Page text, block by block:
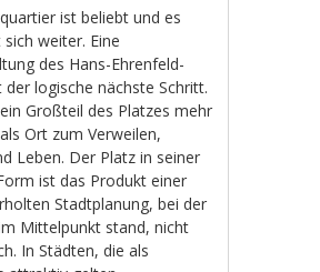
ist beliebt und es
weiter. Eine
des Hans-Ehrenfeld-
der logische nächste Schritt.
Großteil des Platzes mehr
Ort zum Verweilen,
Leben. Der Platz in seiner
ist das Produkt einer
Stadtplanung, bei der
Mittelpunkt stand, nicht
In Städten, die als